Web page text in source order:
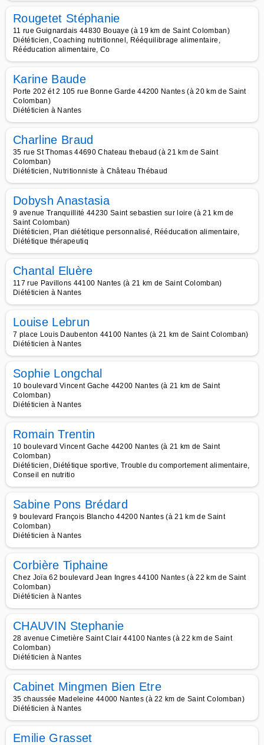
Rougetet Stéphanie
11 rue Guignardais 44830 Bouaye (à 19 km de Saint Colomban)
Diététicien, Coaching nutritionnel, Rééquilibrage alimentaire,
Rééducation alimentaire, Co
Karine Baude
Porte 202 ét 2 105 rue Bonne Garde 44200 Nantes (à 20 km de Saint
Colomban)
Diététicien à Nantes
Charline Braud
35 rue St Thomas 44690 Chateau thebaud (à 21 km de Saint
Colomban)
Diététicien, Nutritionniste à Château Thébaud
Dobysh Anastasia
9 avenue Tranquillité 44230 Saint sebastien sur loire (à 21 km de
Saint Colomban)
Diététicien, Plan diététique personnalisé, Rééducation alimentaire,
Diététique thérapeutiq
Chantal Eluère
117 rue Pavillons 44100 Nantes (à 21 km de Saint Colomban)
Diététicien à Nantes
Louise Lebrun
7 place Louis Daubenton 44100 Nantes (à 21 km de Saint Colomban)
Diététicien à Nantes
Sophie Longchal
10 boulevard Vincent Gache 44200 Nantes (à 21 km de Saint
Colomban)
Diététicien à Nantes
Romain Trentin
10 boulevard Vincent Gache 44200 Nantes (à 21 km de Saint
Colomban)
Diététicien, Diététique sportive, Trouble du comportement alimentaire,
Conseil en nutritio
Sabine Pons Brédard
9 boulevard François Blancho 44200 Nantes (à 21 km de Saint
Colomban)
Diététicien à Nantes
Corbière Tiphaine
Chez Joïa 62 boulevard Jean Ingres 44100 Nantes (à 22 km de Saint
Colomban)
Diététicien à Nantes
CHAUVIN Stephanie
28 avenue Cimetière Saint Clair 44100 Nantes (à 22 km de Saint
Colomban)
Diététicien à Nantes
Cabinet Mingmen Bien Etre
35 chaussée Madeleine 44000 Nantes (à 22 km de Saint Colomban)
Diététicien à Nantes
Emilie Grasset